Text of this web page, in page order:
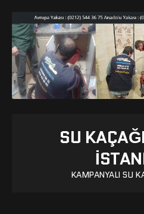
SU
KAMPANYALI SU